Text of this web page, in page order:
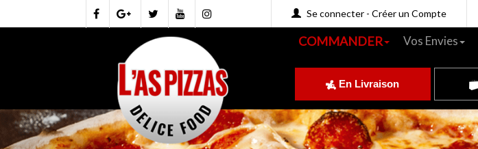
Se connecter- Créer un Compte
COMMANDER Vos Envies
En Livraison
Previous